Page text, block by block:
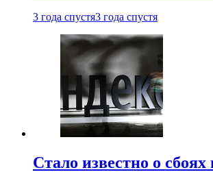
3 года спустя3 года спустя
Стало известно о